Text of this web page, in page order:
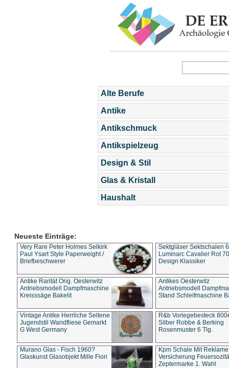
Alte Berufe
Antike
Antikschmuck
Antikspielzeug
Design & Stil
Glas & Kristall
Haushalt
Neueste Einträge:
Very Rare Peter Holmes Selkirk
Paul Ysart Style Paperweight /
Briefbeschwerer
Sektgläser Sektschalen
Luminarc Cavalier Rot
Design Klassiker
Antike Rarität Orig. Oesterwitz
Antriebsmodell Dampfmaschine
Kreisssäge Bakelit
Antikes Oesterwitz
Antriebsmodell
Stand Schleifmaschine
Vintage Antike Herrliche Seltene
Jugendstil Wandfliese Gemarkt
G West Germany
R&b Vorlegebesteck
Silber Robbe & Berking
Rosenmuster 6 Tlg.
Murano Glas - Fisch 1960?
Glaskunst Glasobjekt Mille Fiori
Kpm Schale Mit Reklame
Versicherung
Zeptermarke 1. Wahl